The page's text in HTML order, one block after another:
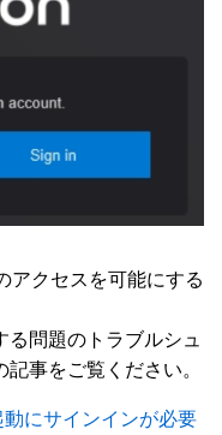
アクセスを可能にする
る問題のトラブルシュ
事をご覧ください。
にサインインが必要